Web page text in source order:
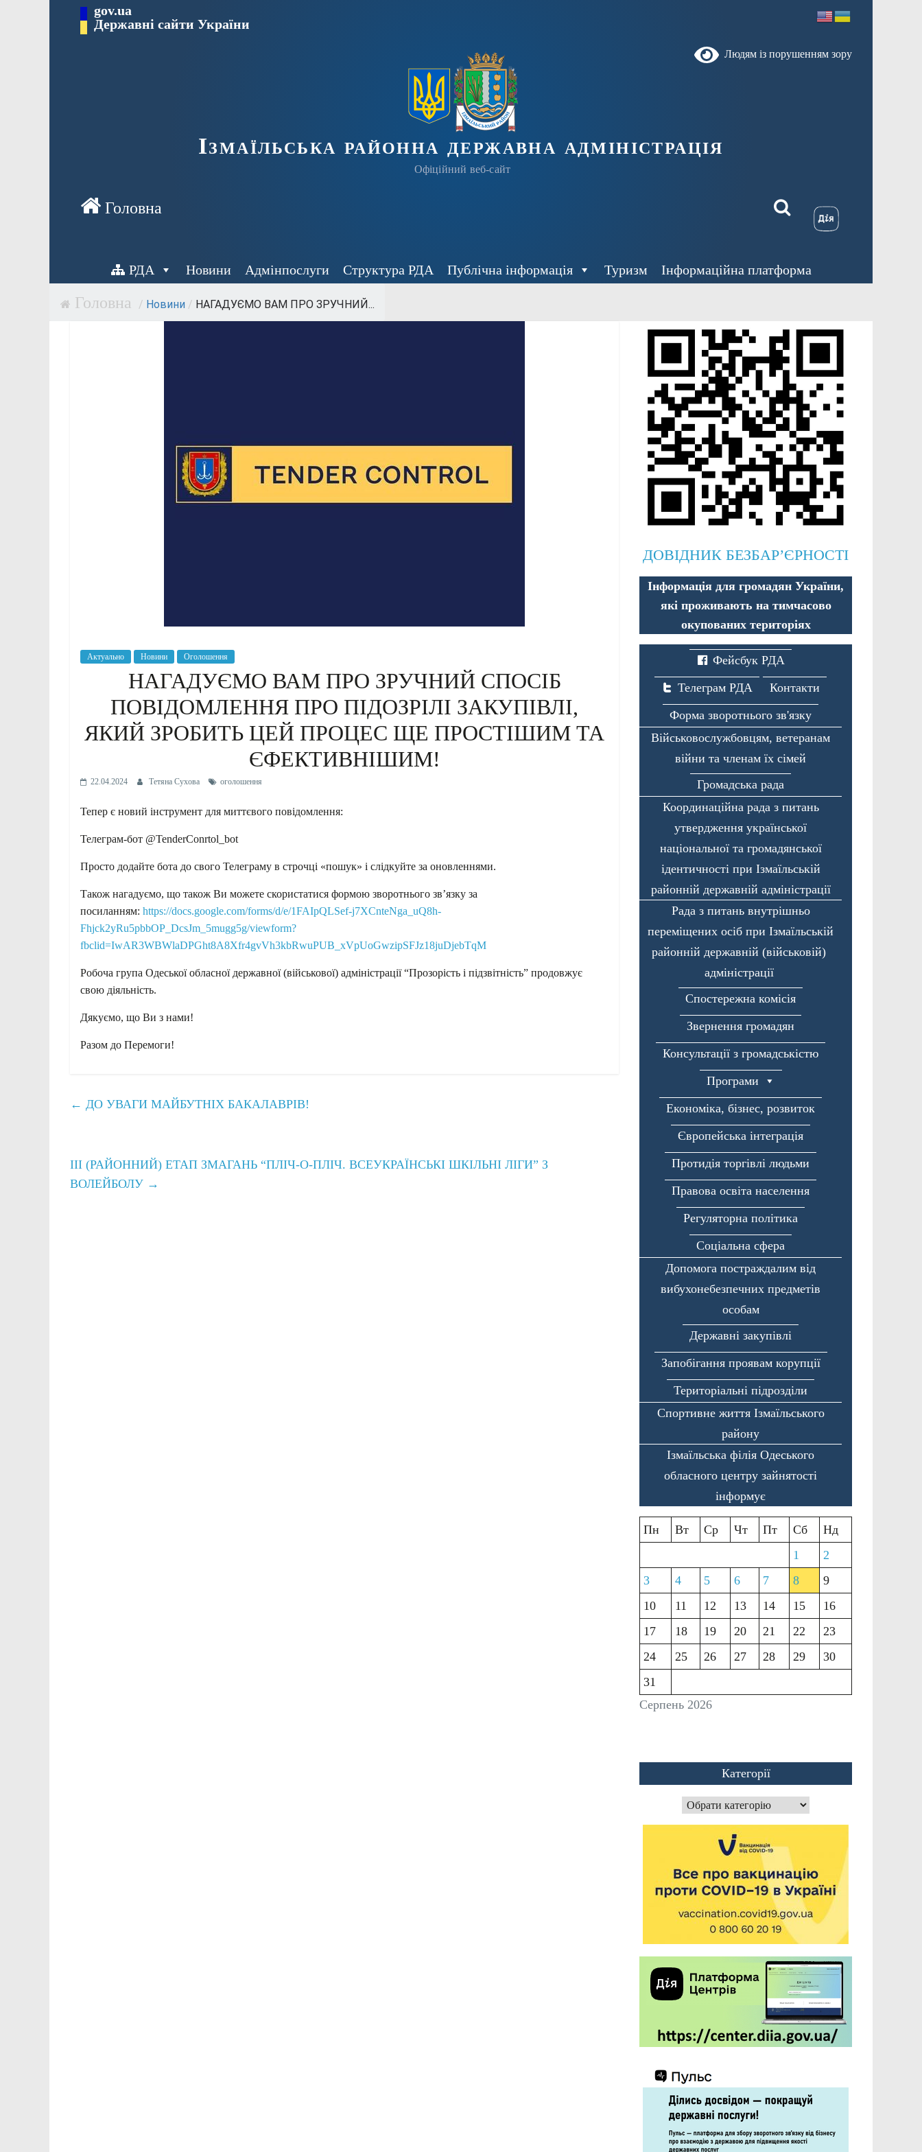
gov.ua
Державні сайти України
Людям із порушенням зору
Ізмаїльська районна державна адміністрація
Офіційний веб-сайт
РДА Новини Адмінпослуги Структура РДА Публічна інформація Туризм Інформаційна платформа
/ Новини / НАГАДУЄМО ВАМ ПРО ЗРУЧНИЙ...
Актуально Новини Оголошення
НАГАДУЄМО ВАМ ПРО ЗРУЧНИЙ СПОСІБ
ПОВІДОМЛЕННЯ ПРО ПІДОЗРІЛІ ЗАКУПІВЛІ,
ЯКИЙ ЗРОБИТЬ ЦЕЙ ПРОЦЕС ЩЕ ПРОСТІШИМ ТА
ЄФЕКТИВНІШИМ!
22.04.2024 Тетяна Сухова оголошення
Тепер є новий інструмент для миттєвого повідомлення:
Телеграм-бот @TenderConrtol_bot
Просто додайте бота до свого Телеграму в строчці «пошук» і слідкуйте за оновленнями.
Також нагадуємо, що також Ви можете скористатися формою зворотнього зв’язку за
посиланням: https://docs.google.com/forms/d/e/1FAIpQLSef-j7XCnteNga_uQ8h-
Fhjck2yRu5pbbOP_DcsJm_5mugg5g/viewform?
fbclid=IwAR3WBWlaDPGht8A8Xfr4gvVh3kbRwuPUB_xVpUoGwzipSFJz18juDjebTqM
Робоча група Одеської обласної державної (військової) адміністрації “Прозорість і підзвітність” продовжує
свою діяльність.
Дякуємо, що Ви з нами!
Разом до Перемоги!
← ДО УВАГИ МАЙБУТНІХ БАКАЛАВРІВ!
ІІІ (РАЙОННИЙ) ЕТАП ЗМАГАНЬ “ПЛІЧ-О-ПЛІЧ. ВСЕУКРАЇНСЬКІ ШКІЛЬНІ ЛІГИ” З
ВОЛЕЙБОЛУ →
ДОВІДНИК БЕЗБАР’ЄРНОСТІ
Інформація для громадян України,
які проживають на тимчасово
окупованих територіях
Фейсбук РДА
Телеграм РДА
Контакти
Форма зворотнього зв'язку
Військовослужбовцям, ветеранам
війни та членам їх сімей
Громадська рада
Координаційна рада з питань
утвердження української
національної та громадянської
ідентичності при Ізмаїльській
районній державній адміністрації
Рада з питань внутрішньо
переміщених осіб при Ізмаїльській
районній державній (військовій)
адміністрації
Спостережна комісія
Звернення громадян
Консультації з громадськістю
Програми
Економіка, бізнес, розвиток
Європейська інтеграція
Протидія торгівлі людьми
Правова освіта населення
Регуляторна політика
Соціальна сфера
Допомога постраждалим від
вибухонебезпечних предметів
особам
Державні закупівлі
Запобігання проявам корупції
Територіальні підрозділи
Спортивне життя Ізмаїльського
району
Ізмаїльська філія Одеського
обласного центру зайнятості
інформує
Серпень 2026
Пн Вт Ср Чт Пт Сб
Нд
1
2
3
4 5 6 7 8
9
10
11 12 13 14 15
16
17
18 19 20 21 22
23
24
25 26 27 28 29
30
31
Категорії
Категорії